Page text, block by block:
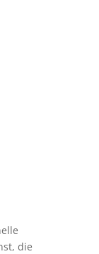
die